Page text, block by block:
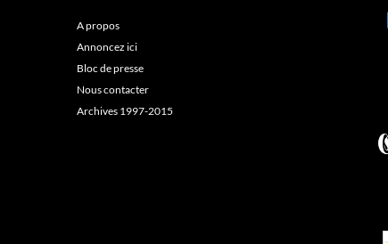
A propos
Annoncez ici
Bloc de presse
Nous contacter
Archives 1997-2015